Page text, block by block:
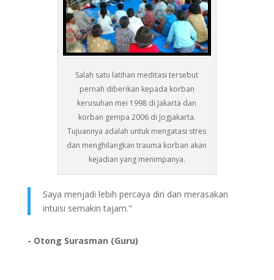
Salah satu latihan meditasi tersebut
pernah diberikan kepada korban
kerusuhan mei 1998 di Jakarta dan
korban gempa 2006 di Jogjakarta.
Tujuannya adalah untuk mengatasi stres
dan menghilangkan trauma korban akan
kejadian yang menimpanya.
Saya menjadi lebih percaya diri dan merasakan
intuisi semakin tajam."
- Otong Surasman (Guru)